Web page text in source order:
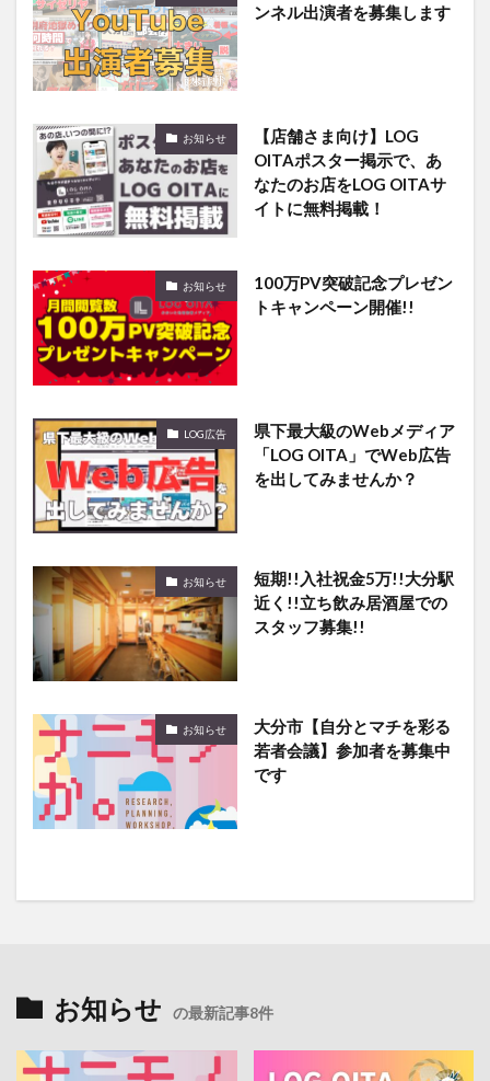
ンネル出演者を募集します
お知らせ
【店舗さま向け】LOG
OITAポスター掲示で、あ
なたのお店をLOG OITAサ
イトに無料掲載！
お知らせ
100万PV突破記念プレゼン
トキャンペーン開催!!
LOG広告
県下最大級のWebメディア
「LOG OITA」でWeb広告
を出してみませんか？
お知らせ
短期!!入社祝金5万!!大分駅
近く!!立ち飲み居酒屋での
スタッフ募集!!
お知らせ
大分市【自分とマチを彩る
若者会議】参加者を募集中
です
お知らせ の最新記事8件